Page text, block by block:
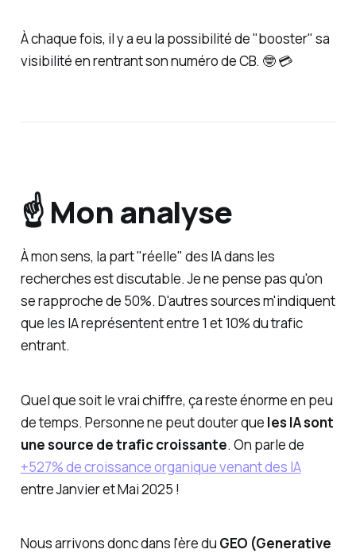
À chaque fois, il y a eu la possibilité de "booster" sa
visibilité en rentrant son numéro de CB. 🤓 💳
☝️ Mon analyse
À mon sens, la part "réelle" des IA dans les
recherches est discutable. Je ne pense pas qu'on
se rapproche de 50%. D'autres sources m'indiquent
que les IA représentent entre 1 et 10% du trafic
entrant.
Quel que soit le vrai chiffre, ça reste énorme en peu
de temps. Personne ne peut douter que les IA sont
une source de trafic croissante. On parle de
+527% de croissance organique venant des IA
entre Janvier et Mai 2025 !
Nous arrivons donc dans l'ère du GEO (Generative